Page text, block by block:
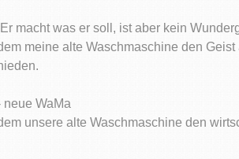
macht was er soll, ist aber kein
meine alte Waschmaschine den
neue WaMa
unsere alte Waschmaschine den